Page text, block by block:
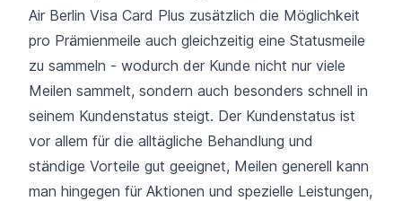
Air Berlin Visa Card Plus zusätzlich die Möglichkeit
pro Prämienmeile auch gleichzeitig eine Statusmeile
zu sammeln - wodurch der Kunde nicht nur viele
Meilen sammelt, sondern auch besonders schnell in
seinem Kundenstatus steigt. Der Kundenstatus ist
vor allem für die alltägliche Behandlung und
ständige Vorteile gut geeignet, Meilen generell kann
man hingegen für Aktionen und spezielle Leistungen,